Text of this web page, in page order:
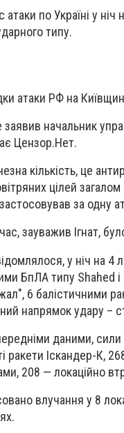
атаки по Україні у
типу.
атаки РФ на
начальник
Цензор.Нет.
кількість, це
цілей
за одну
зауважив Ігнат,
у ніч на 4
БпЛА типу Shahed
6 балістичними
напрямок удару –
даними,
ракети Іскандер-К,
208 — локаційно
влучання у 8